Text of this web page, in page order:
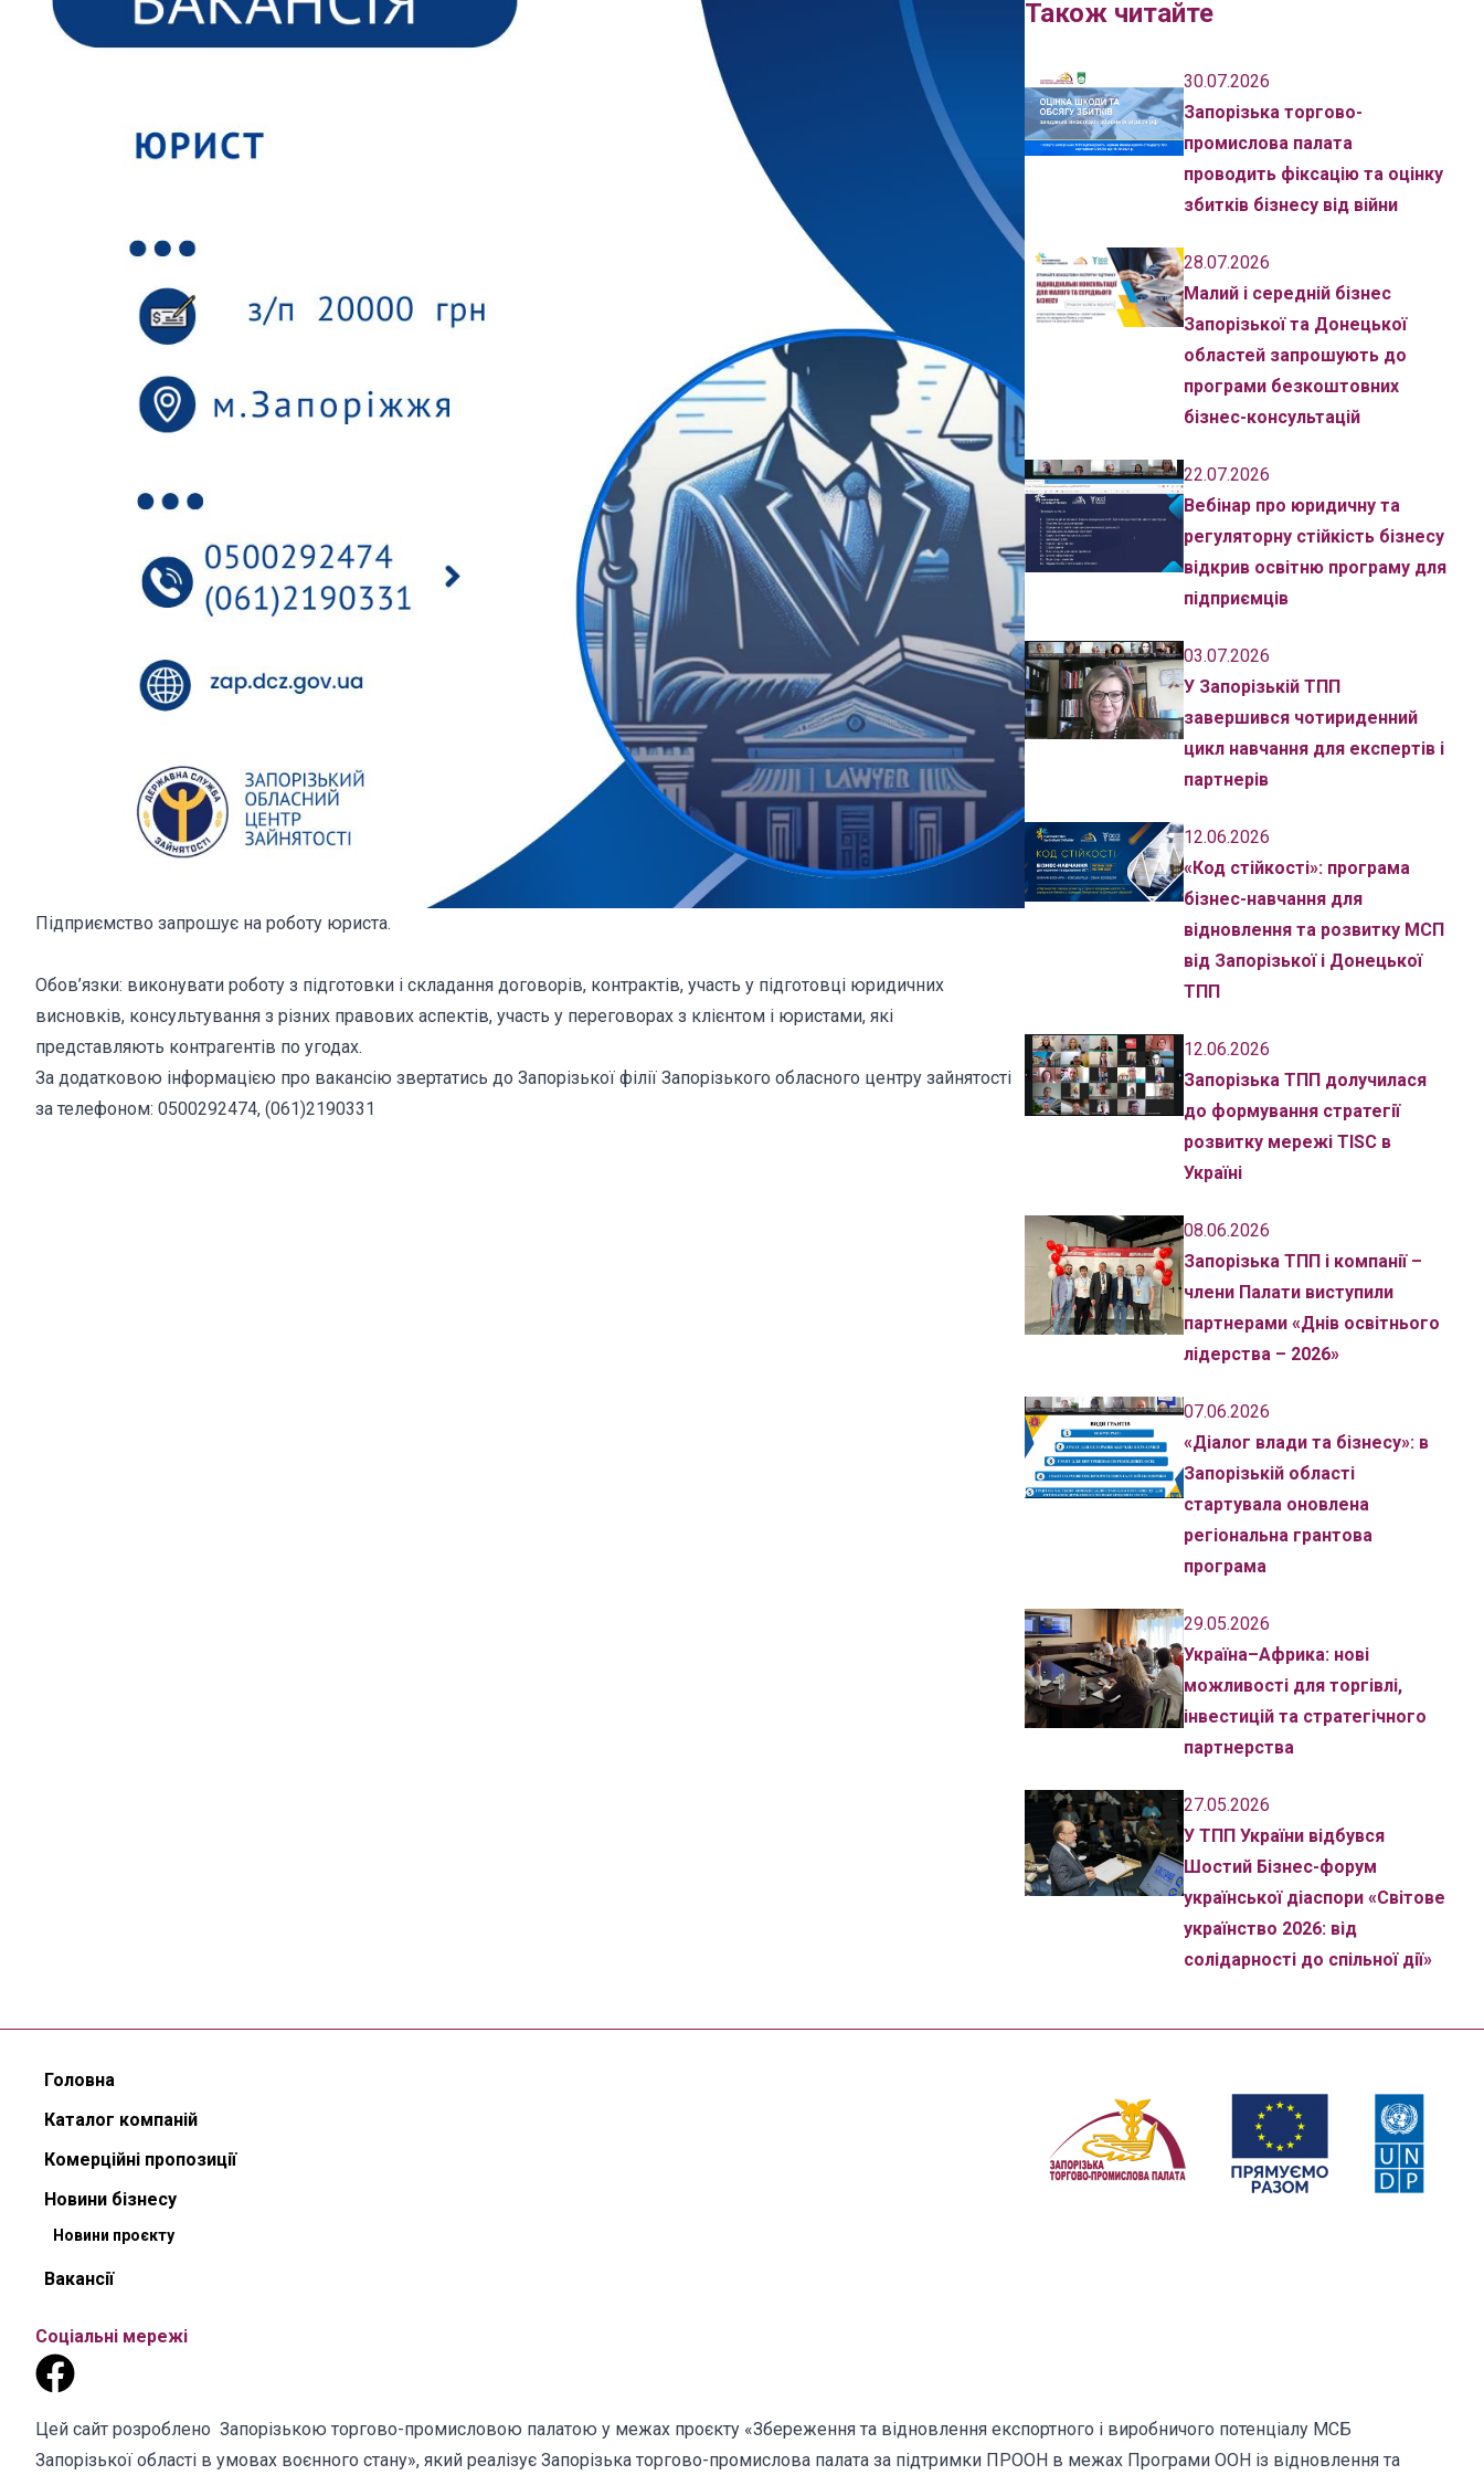
Підприємство запрошує на роботу юриста.
Обов’язки: виконувати роботу з підготовки і складання договорів, контрактів, участь у підготовці юридичних
висновків, консультування з різних правових аспектів, участь у переговорах з клієнтом і юристами, які
представляють контрагентів по угодах.
За додатковою інформацією про вакансію звертатись до Запорізької філії Запорізького обласного центру зайнятості
за телефоном: 0500292474, (061)2190331
Також читайте
30.07.2026
Запорізька торгово-
промислова палата
проводить фіксацію та оцінку
збитків бізнесу від війни
28.07.2026
Малий і середній бізнес
Запорізької та Донецької
областей запрошують до
програми безкоштовних
бізнес-консультацій
22.07.2026
Вебінар про юридичну та
регуляторну стійкість бізнесу
відкрив освітню програму для
підприємців
03.07.2026
У Запорізькій ТПП
завершився чотириденний
цикл навчання для експертів і
партнерів
12.06.2026
«Код стійкості»: програма
бізнес-навчання для
відновлення та розвитку МСП
від Запорізької і Донецької
ТПП
12.06.2026
Запорізька ТПП долучилася
до формування стратегії
розвитку мережі TISC в
Україні
08.06.2026
Запорізька ТПП і компанії –
члени Палати виступили
партнерами «Днів освітнього
лідерства – 2026»
07.06.2026
«Діалог влади та бізнесу»: в
Запорізькій області
стартувала оновлена
регіональна грантова
програма
29.05.2026
Україна–Африка: нові
можливості для торгівлі,
інвестицій та стратегічного
партнерства
27.05.2026
У ТПП України відбувся
Шостий Бізнес-форум
української діаспори «Світове
українство 2026: від
солідарності до спільної дії»
Головна
Каталог компаній
Комерційні пропозиції
Новини бізнесу
Новини проєкту
Вакансії
Соціальні мережі
Цей сайт розроблено Запорізькою торгово-промисловою палатою у межах проєкту «Збереження та відновлення експортного і виробничого потенціалу МСБ
Запорізької області в умовах воєнного стану», який реалізує Запорізька торгово-промислова палата за підтримки ПРООН в межах Програми ООН із відновлення та